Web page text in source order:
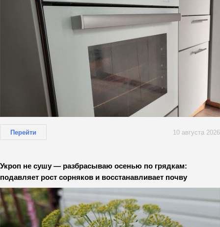
Перейти 10 августа 2026
Укроп не сушу — разбрасываю осенью по грядкам:
подавляет рост сорняков и восстанавливает почву